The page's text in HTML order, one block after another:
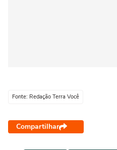
Fonte: Redação Terra Você
Compartilhar